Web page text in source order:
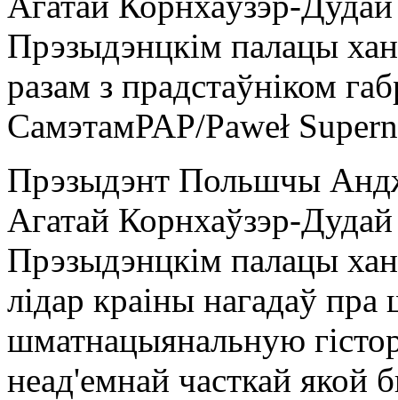
Прэзыдэнцкім палацы
разам з прадстаўніком
СамэтамPAP/Paweł
Прэзыдэнт Польшчы
Агатай Корнхаўзэр-Дудай
Прэзыдэнцкім палацы
лідар краіны нагадаў
шматнацыянальную
неад'емнай часткай якой